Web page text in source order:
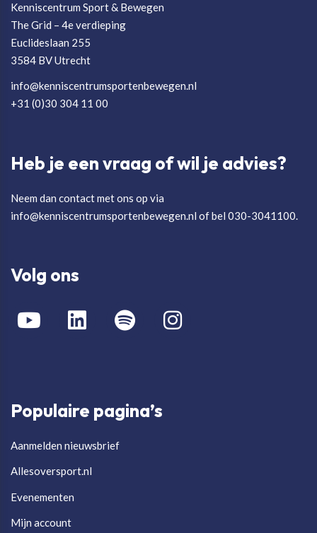
Kenniscentrum Sport & Bewegen
The Grid – 4e verdieping
Euclideslaan 255
3584 BV Utrecht
info@kenniscentrumsportenbewegen.nl
+31 (0)30 304 11 00
Heb je een vraag of wil je advies?
Neem dan contact met ons op via
info@kenniscentrumsportenbewegen.nl of bel 030-3041100.
Volg ons
Populaire pagina’s
Aanmelden nieuwsbrief
Allesoversport.nl
Evenementen
Mijn account